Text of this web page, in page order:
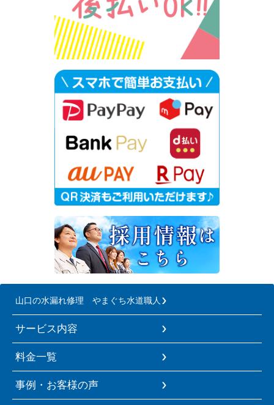
山口の水漏れ修理 やまぐち水道職人
サービス内容
料金一覧
事例・お客様の声